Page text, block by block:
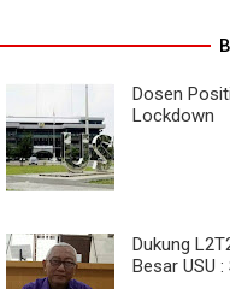
Dosen
Lockdown
Dukung
Besar USU